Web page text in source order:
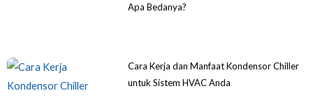
Apa Bedanya?
Cara Kerja dan Manfaat Kondensor Chiller
untuk Sistem HVAC Anda